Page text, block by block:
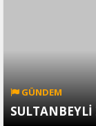
GÜNDEM
SULTANBEYLİ